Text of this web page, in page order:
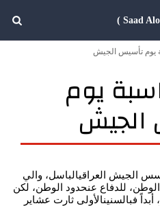
يوم
اليوم من سنة (١٩٢١) تأسس الجيش العراقيالباسل، والي
للدفاع عنحدود الوطن، لكن
فبالسنينالأولى ثارت عشاير